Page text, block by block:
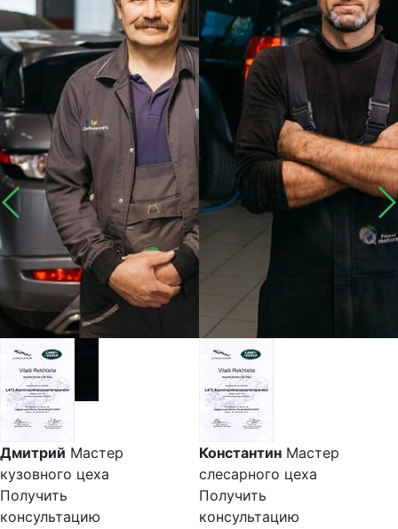
Дмитрий Мастер
кузовного цеха
Получить
консультацию
Константин Мастер
слесарного цеха
Получить
консультацию